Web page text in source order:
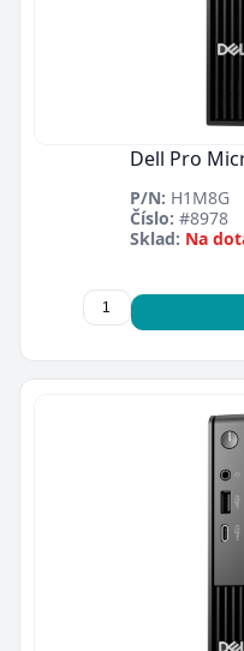
Dell Pro
P/N: H1M8G
Číslo: #8978
Sklad: Na